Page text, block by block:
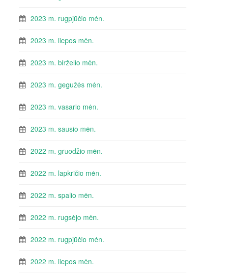
2023 m. rugpjūčio mėn.
2023 m. liepos mėn.
2023 m. birželio mėn.
2023 m. gegužės mėn.
2023 m. vasario mėn.
2023 m. sausio mėn.
2022 m. gruodžio mėn.
2022 m. lapkričio mėn.
2022 m. spalio mėn.
2022 m. rugsėjo mėn.
2022 m. rugpjūčio mėn.
2022 m. liepos mėn.